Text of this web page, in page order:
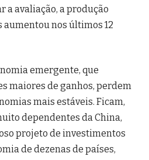
a avaliação, a produção
nos últimos 12
emergente, que
maiores de ganhos, perdem
mais estáveis. Ficam,
dependentes da China,
projeto de investimentos
de dezenas de países,